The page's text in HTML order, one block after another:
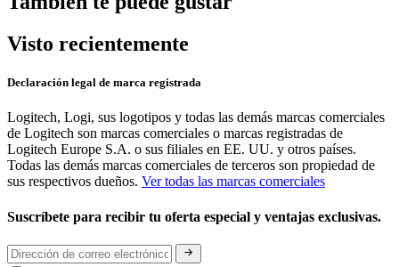
Visto recientemente
Declaración legal de marca registrada
Logitech, Logi, sus logotipos y todas las demás marcas comerciales
de Logitech son marcas comerciales o marcas registradas de
Logitech Europe S.A. o sus filiales en EE. UU. y otros países.
Todas las demás marcas comerciales de terceros son propiedad de
sus respectivos dueños. Ver todas las marcas comerciales
Suscríbete para recibir tu oferta especial y ventajas exclusivas.